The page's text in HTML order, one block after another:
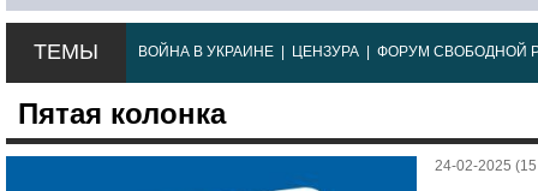
ТЕМЫ ВОЙНА В УКРАИНЕ ЦЕНЗУРА ФОРУМ СВОБОДНОЙ
Пятая колонка
24-02-2025